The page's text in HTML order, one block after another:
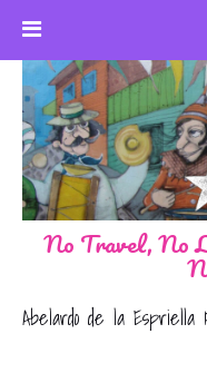
No Travel, No
Abelardo de la Espriella